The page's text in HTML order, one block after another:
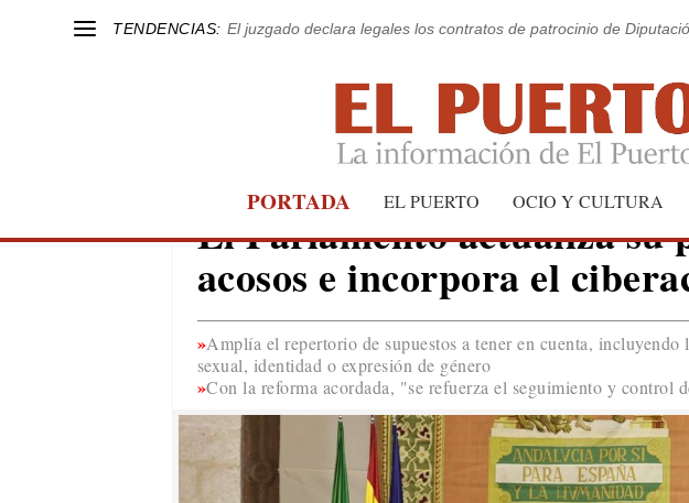
TENDENCIAS: El juzgado declara legales los contratos de patrocinio de
PORTADA EL PUERTO OCIO Y CULTURA
ANDALUCÍA
El Parlamento actualiza su
acosos e incorpora el
Amplía el repertorio de supuestos a tener en cuenta,
sexual, identidad o expresión de género
Con la reforma acordada, "se refuerza el seguimiento y control